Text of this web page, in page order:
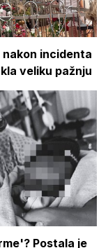
incidenta
veliku pažnju
Postala je